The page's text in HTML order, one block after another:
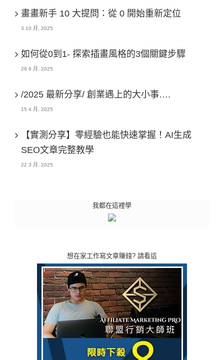
畫畫新手 10 大提問：從 0 開始重新定位
3 10 月, 2025
如何從0到1- 探索插畫風格的3個關鍵步驟
26 9 月, 2025
/2025 最新分享/ 創業遇上的大小事….
15 4 月, 2025
【實測分享】零經驗也能快速掌握！AI生成
SEO文章完整教學
22 3 月, 2025
我都在這裡學
想在家工作寫文章賺錢? 請看這